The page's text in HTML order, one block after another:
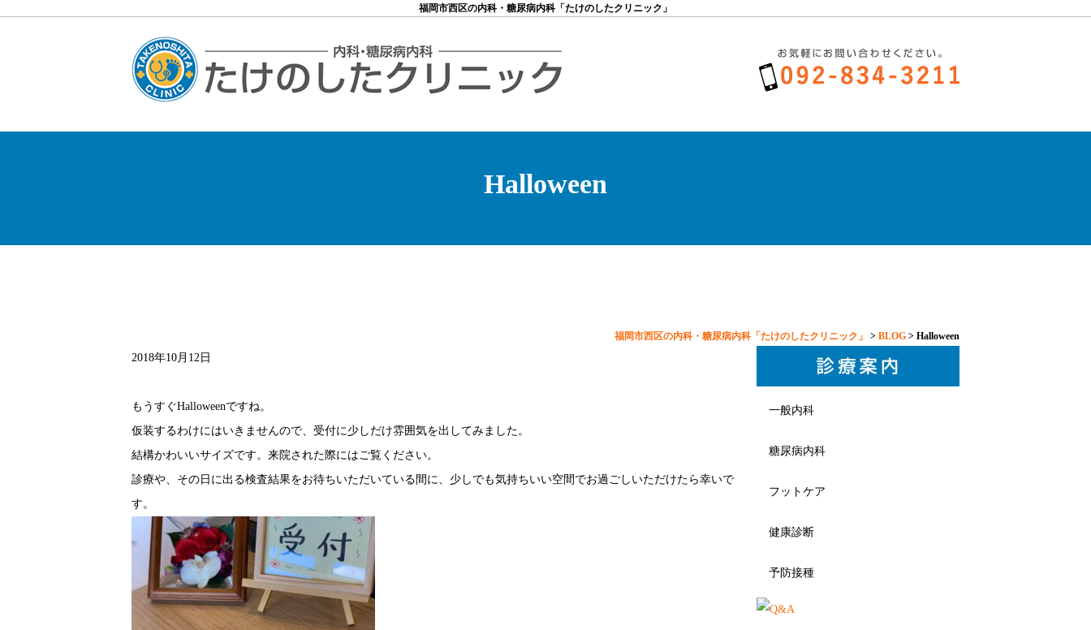
福岡市西区の内科・糖尿病内科「たけのしたクリニック」
Halloween
福岡市西区の内科・糖尿病内科「たけのしたクリニック」 > BLOG > Halloween
2018年10月12日
もうすぐHalloweenですね。
仮装するわけにはいきませんので、受付に少しだけ雰囲気を出してみました。
結構かわいいサイズです。来院された際にはご覧ください。
診療や、その日に出る検査結果をお待ちいただいている間に、少しでも気持ちいい空間でお過ごしいただけたら幸いで
す。
一般内科
糖尿病内科
フットケア
健康診断
予防接種